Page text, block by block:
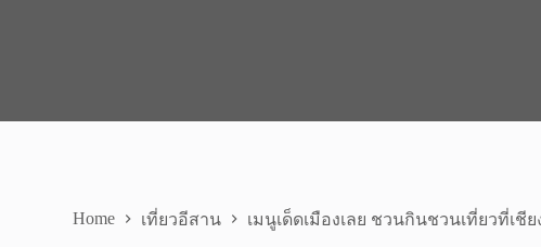
Home เที่ยวอีสาน เมนูเด็ดเมืองเลย ชวนกินชวนเที่ยวที่เชี